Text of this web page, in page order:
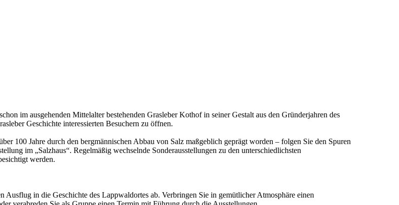
im ausgehenden Mittelalter bestehenden Grasleber Kothof in seiner Gestalt aus den Gründerjahren des
Geschichte interessierten Besuchern zu öffnen.
100 Jahre durch den bergmännischen Abbau von Salz maßgeblich geprägt worden – folgen Sie den Spuren
im „Salzhaus“. Regelmäßig wechselnde Sonderausstellungen zu den unterschiedlichsten
werden.
Ausflug in die Geschichte des Lappwaldortes ab. Verbringen Sie in gemütlicher Atmosphäre einen